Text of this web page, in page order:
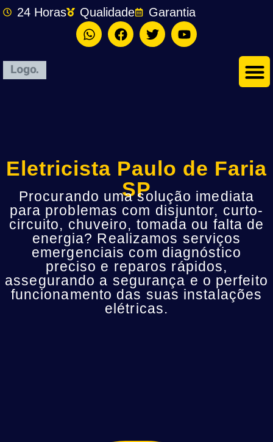
24 Horas Qualidade Garantia
Eletricista Paulo de Faria
SP
Procurando uma solução imediata
para problemas com disjuntor, curto-
circuito, chuveiro, tomada ou falta de
energia? Realizamos serviços
emergenciais com diagnóstico
preciso e reparos rápidos,
assegurando a segurança e o perfeito
funcionamento das suas instalações
elétricas.